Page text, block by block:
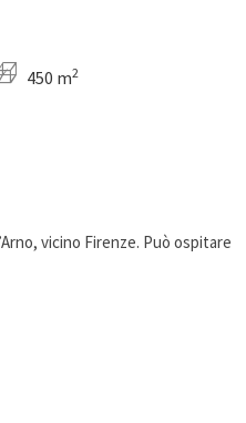
450 m2
vicino Firenze. Può ospitare
toscana, tra uliveti, vigneti e